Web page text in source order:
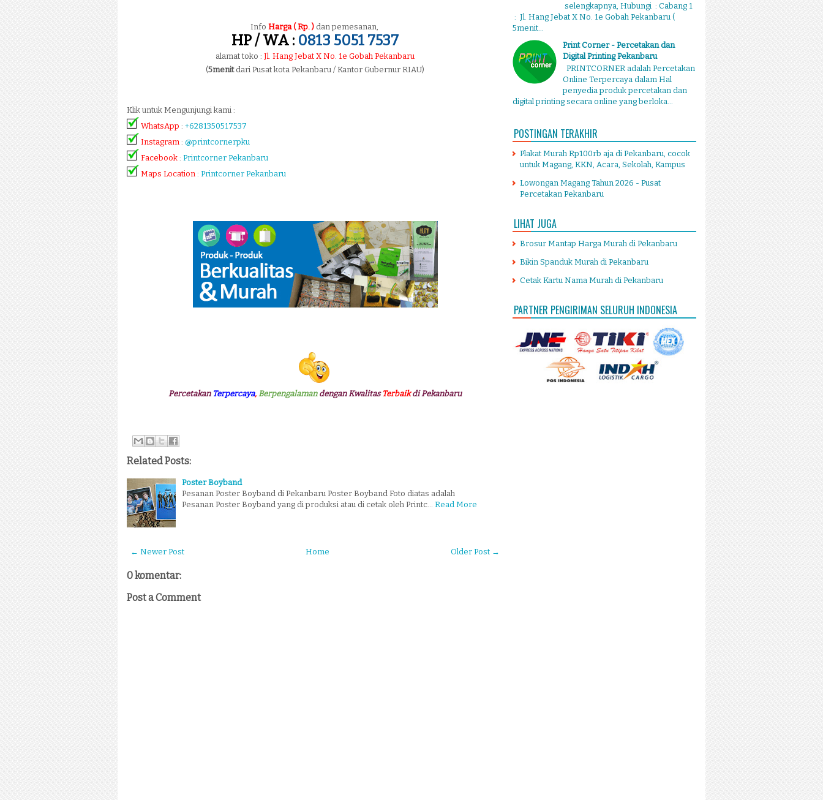
Info Harga ( Rp. ) dan pemesanan,
HP / WA : 0813 5051 7537
alamat toko : Jl. Hang Jebat X No. 1e Gobah Pekanbaru
(5menitdari Pusat kota Pekanbaru / Kantor Gubernur RIAU)
Klik untuk Mengunjungi kami :
WhatsApp : +6281350517537
Instagram : @printcornerpku
Facebook : Printcorner Pekanbaru
Maps Location : Printcorner Pekanbaru
Percetakan Terpercaya, Berpengalamandengan Kwalitas Terbaik di Pekanbaru
Related Posts:
Poster Boyband
Pesanan Poster Boyband di Pekanbaru Poster Boyband Foto diatas adalah
Pesanan Poster Boyband yang di produksi atau di cetak oleh Printc…
Read More
← Newer Post Older Post →
Home
0 komentar:
Post a Comment
selengkapnya, Hubungi : Cabang 1
: Jl. Hang Jebat X No. 1e Gobah Pekanbaru (
5menit...
Print Corner - Percetakan dan
Digital Printing Pekanbaru
PRINTCORNER adalah Percetakan
Online Terpercaya dalam Hal
penyedia produk percetakan dan
digital printing secara online yang berloka...
POSTINGAN TERAKHIR
Plakat Murah Rp100rb aja di Pekanbaru, cocok
untuk Magang, KKN, Acara, Sekolah, Kampus
Lowongan Magang Tahun 2026 - Pusat
Percetakan Pekanbaru
LIHAT JUGA
Brosur Mantap Harga Murah di Pekanbaru
Bikin Spanduk Murah di Pekanbaru
Cetak Kartu Nama Murah di Pekanbaru
PARTNER PENGIRIMAN SELURUH INDONESIA